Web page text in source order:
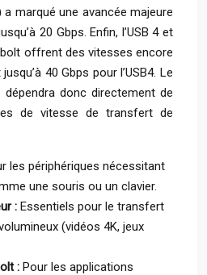
marqué une avancée majeure
20 Gbps. Enfin, l’USB 4 et
offrent des vitesses encore
40 Gbps pour l’USB4. Le
donc directement de
de vitesse de transfert de
les périphériques nécessitant
une souris ou un clavier.
: Essentiels pour le transfert
(vidéos 4K, jeux
: Pour les applications